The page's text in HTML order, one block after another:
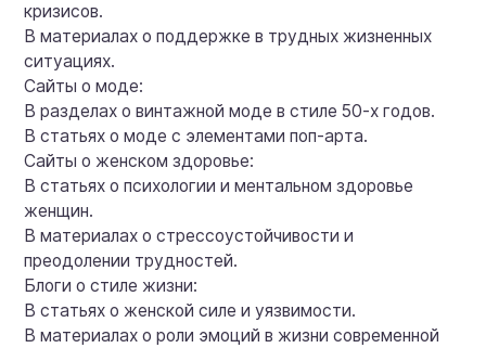
кризисов.
В материалах о поддержке в трудных жизненных
ситуациях.
Сайты о моде:
В разделах о винтажной моде в стиле 50-х годов.
В статьях о моде с элементами поп-арта.
Сайты о женском здоровье:
В статьях о психологии и ментальном здоровье
женщин.
В материалах о стрессоустойчивости и
преодолении трудностей.
Блоги о стиле жизни:
В статьях о женской силе и уязвимости.
В материалах о роли эмоций в жизни современной